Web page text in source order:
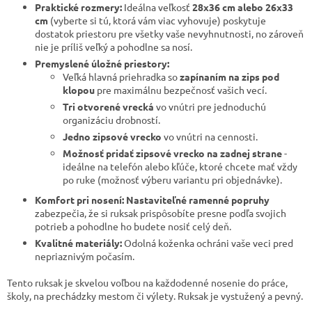
Praktické rozmery: Ideálna veľkosť 28x36 cm alebo 26x33
cm (vyberte si tú, ktorá vám viac vyhovuje) poskytuje
dostatok priestoru pre všetky vaše nevyhnutnosti, no zároveň
nie je príliš veľký a pohodlne sa nosí.
Premyslené úložné priestory:
Veľká hlavná priehradka sozapínaním na zips pod
klopou pre maximálnu bezpečnosť vašich vecí.
Tri otvorené vrecká vo vnútri pre jednoduchú
organizáciu drobností.
Jedno zipsové vrecko vo vnútri na cennosti.
Možnosť pridať zipsové vrecko na zadnej strane-
ideálne na telefón alebo kľúče, ktoré chcete mať vždy
po ruke (možnosť výberu variantu pri objednávke).
Komfort pri nosení: Nastaviteľné ramenné popruhy
zabezpečia, že si ruksak prispôsobíte presne podľa svojich
potrieb a pohodlne ho budete nosiť celý deň.
Kvalitné materiály:Odolná koženka ochráni vaše veci pred
nepriaznivým počasím.
Tento ruksak je skvelou voľbou na každodenné nosenie do práce,
školy, na prechádzky mestom či výlety. Ruksak je vystužený a pevný.